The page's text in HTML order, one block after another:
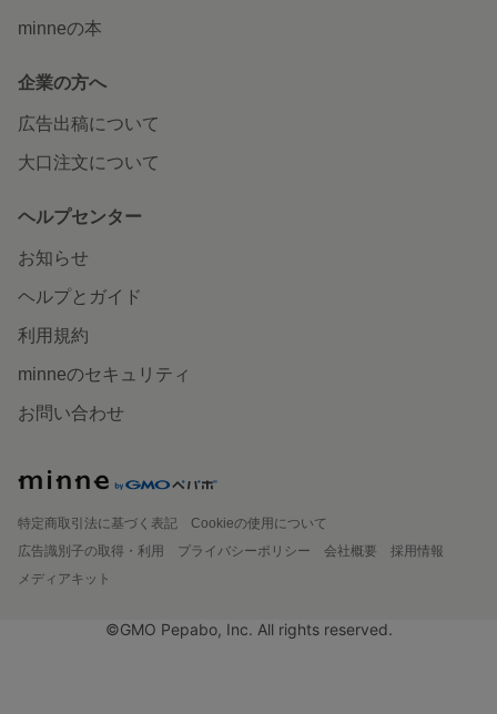
minneの本
企業の方へ
広告出稿について
大口注文について
ヘルプセンター
お知らせ
ヘルプとガイド
利用規約
minneのセキュリティ
お問い合わせ
特定商取引法に基づく表記
Cookieの使用について
広告識別子の取得・利用
プライバシーポリシー 会社概要
採用情報
メディアキット
©GMO Pepabo, Inc. All rights reserved.